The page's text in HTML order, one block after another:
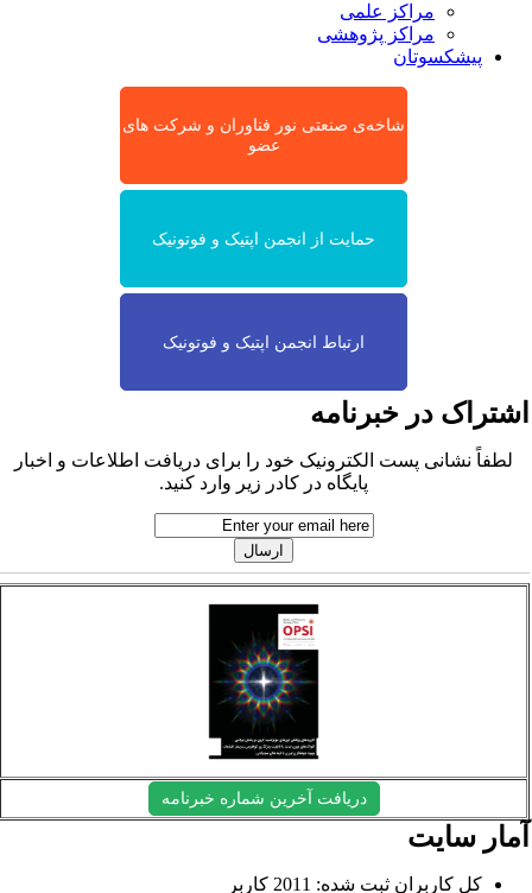
مراکز علمی
مراکز پژوهشی
پیشکسوتان
شاخه‌ی صنعتی نور فناوران و شرکت های
عضو
حمایت از انجمن اپتیک و فوتونیک
ارتباط انجمن اپتیک و فوتونیک
در خبرنامه
لطفاً نشانی پست الکترونیک خود را برای دریافت اطلاعات و اخبار
پایگاه در کادر زیر وارد کنید.
دریافت آخرین شماره خبرنامه
سایت
کل کاربران ثبت شده: 2011 کاربر